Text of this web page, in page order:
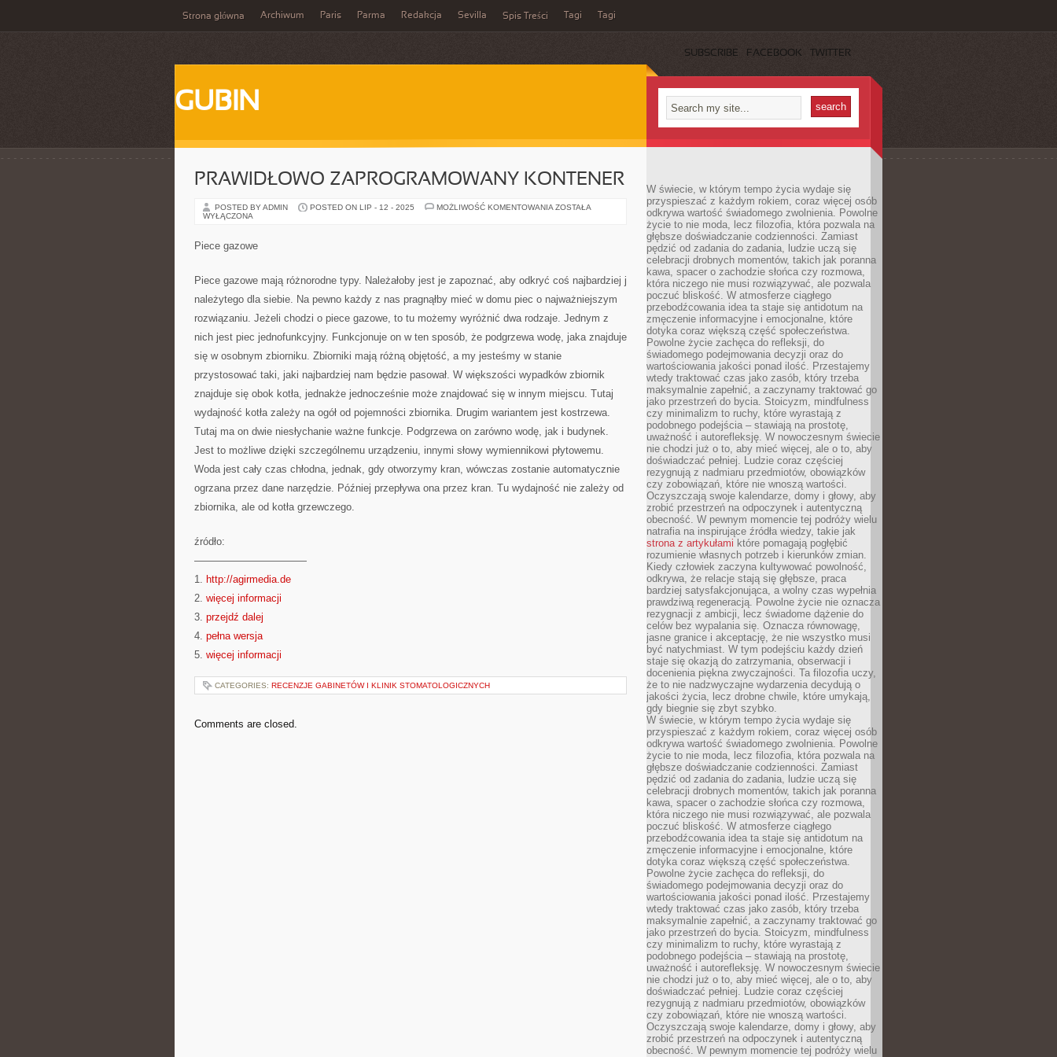
Strona główna Archiwum Paris Parma Redakcja Sevilla Spis Treści Tagi Tagi
SUBSCRIBE FACEBOOK TWITTER
GUBIN
PRAWIDŁOWO ZAPROGRAMOWANY KONTENER
POSTED BY ADMIN POSTED ON LIP - 12 - 2025 MOŻLIWOŚĆ KOMENTOWANIA PRAWIDŁOWO
ZOSTAŁA
WYŁĄCZONA
Piece gazowe
Piece gazowe mają różnorodne typy. Należałoby jest je zapoznać, aby odkryć coś najbardziej j
należytego dla siebie. Na pewno każdy z nas pragnąłby mieć w domu piec o najważniejszym
rozwiązaniu. Jeżeli chodzi o piece gazowe, to tu możemy wyróżnić dwa rodzaje. Jednym z
nich jest piec jednofunkcyjny. Funkcjonuje on w ten sposób, że podgrzewa wodę, jaka znajduje
się w osobnym zbiorniku. Zbiorniki mają różną objętość, a my jesteśmy w stanie
przystosować taki, jaki najbardziej nam będzie pasował. W większości wypadków zbiornik
znajduje się obok kotła, jednakże jednocześnie może znajdować się w innym miejscu. Tutaj
wydajność kotła zależy na ogół od pojemności zbiornika. Drugim wariantem jest kostrzewa.
Tutaj ma on dwie niesłychanie ważne funkcje. Podgrzewa on zarówno wodę, jak i budynek.
Jest to możliwe dzięki szczególnemu urządzeniu, innymi słowy wymiennikowi płytowemu.
Woda jest cały czas chłodna, jednak, gdy otworzymy kran, wówczas zostanie automatycznie
ogrzana przez dane narzędzie. Później przepływa ona przez kran. Tu wydajność nie zależy od
zbiornika, ale od kotła grzewczego.
źródło:
———————————
1. http://agirmedia.de
2. więcej informacji
3. przejdź dalej
4. pełna wersja
5. więcej informacji
CATEGORIES: RECENZJE GABINETÓW I KLINIK STOMATOLOGICZNYCH
Comments are closed.
W świecie, w którym tempo życia wydaje się
przyspieszać z każdym rokiem, coraz więcej osób
odkrywa wartość świadomego zwolnienia. Powolne
życie to nie moda, lecz filozofia, która pozwala na
głębsze doświadczanie codzienności. Zamiast
pędzić od zadania do zadania, ludzie uczą się
celebracji drobnych momentów, takich jak poranna
kawa, spacer o zachodzie słońca czy rozmowa,
która niczego nie musi rozwiązywać, ale pozwala
poczuć bliskość. W atmosferze ciągłego
przebodźcowania idea ta staje się antidotum na
zmęczenie informacyjne i emocjonalne, które
dotyka coraz większą część społeczeństwa.
Powolne życie zachęca do refleksji, do
świadomego podejmowania decyzji oraz do
wartościowania jakości ponad ilość. Przestajemy
wtedy traktować czas jako zasób, który trzeba
maksymalnie zapełnić, a zaczynamy traktować go
jako przestrzeń do bycia. Stoicyzm, mindfulness
czy minimalizm to ruchy, które wyrastają z
podobnego podejścia – stawiają na prostotę,
uważność i autorefleksję. W nowoczesnym świecie
nie chodzi już o to, aby mieć więcej, ale o to, aby
doświadczać pełniej. Ludzie coraz częściej
rezygnują z nadmiaru przedmiotów, obowiązków
czy zobowiązań, które nie wnoszą wartości.
Oczyszczają swoje kalendarze, domy i głowy, aby
zrobić przestrzeń na odpoczynek i autentyczną
obecność. W pewnym momencie tej podróży wielu
natrafia na inspirujące źródła wiedzy, takie jak
strona z artykułami które pomagają pogłębić
rozumienie własnych potrzeb i kierunków zmian.
Kiedy człowiek zaczyna kultywować powolność,
odkrywa, że relacje stają się głębsze, praca
bardziej satysfakcjonująca, a wolny czas wypełnia
prawdziwą regeneracją. Powolne życie nie oznacza
rezygnacji z ambicji, lecz świadome dążenie do
celów bez wypalania się. Oznacza równowagę,
jasne granice i akceptację, że nie wszystko musi
być natychmiast. W tym podejściu każdy dzień
staje się okazją do zatrzymania, obserwacji i
docenienia piękna zwyczajności. Ta filozofia uczy,
że to nie nadzwyczajne wydarzenia decydują o
jakości życia, lecz drobne chwile, które umykają,
gdy biegnie się zbyt szybko.
W świecie, w którym tempo życia wydaje się
przyspieszać z każdym rokiem, coraz więcej osób
odkrywa wartość świadomego zwolnienia. Powolne
życie to nie moda, lecz filozofia, która pozwala na
głębsze doświadczanie codzienności. Zamiast
pędzić od zadania do zadania, ludzie uczą się
celebracji drobnych momentów, takich jak poranna
kawa, spacer o zachodzie słońca czy rozmowa,
która niczego nie musi rozwiązywać, ale pozwala
poczuć bliskość. W atmosferze ciągłego
przebodźcowania idea ta staje się antidotum na
zmęczenie informacyjne i emocjonalne, które
dotyka coraz większą część społeczeństwa.
Powolne życie zachęca do refleksji, do
świadomego podejmowania decyzji oraz do
wartościowania jakości ponad ilość. Przestajemy
wtedy traktować czas jako zasób, który trzeba
maksymalnie zapełnić, a zaczynamy traktować go
jako przestrzeń do bycia. Stoicyzm, mindfulness
czy minimalizm to ruchy, które wyrastają z
podobnego podejścia – stawiają na prostotę,
uważność i autorefleksję. W nowoczesnym świecie
nie chodzi już o to, aby mieć więcej, ale o to, aby
doświadczać pełniej. Ludzie coraz częściej
rezygnują z nadmiaru przedmiotów, obowiązków
czy zobowiązań, które nie wnoszą wartości.
Oczyszczają swoje kalendarze, domy i głowy, aby
zrobić przestrzeń na odpoczynek i autentyczną
obecność. W pewnym momencie tej podróży wielu